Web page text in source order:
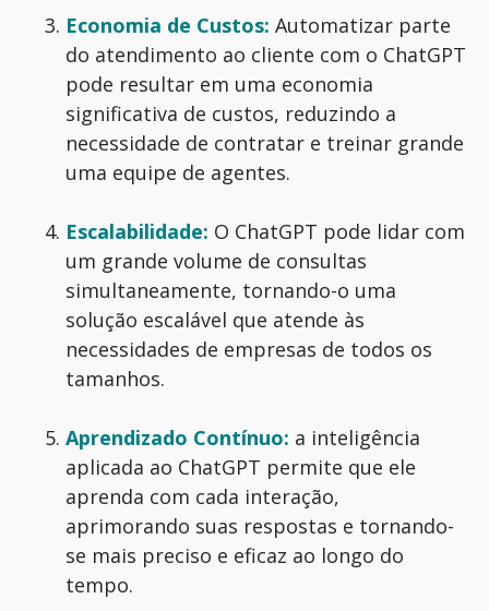
Economia de Custos: Automatizar parte
do atendimento ao cliente com o ChatGPT
pode resultar em uma economia
significativa de custos, reduzindo a
necessidade de contratar e treinar grande
uma equipe de agentes.
Escalabilidade: O ChatGPT pode lidar com
um grande volume de consultas
simultaneamente, tornando-o uma
solução escalável que atende às
necessidades de empresas de todos os
tamanhos.
Aprendizado Contínuo: a inteligência
aplicada ao ChatGPT permite que ele
aprenda com cada interação,
aprimorando suas respostas e tornando-
se mais preciso e eficaz ao longo do
tempo.